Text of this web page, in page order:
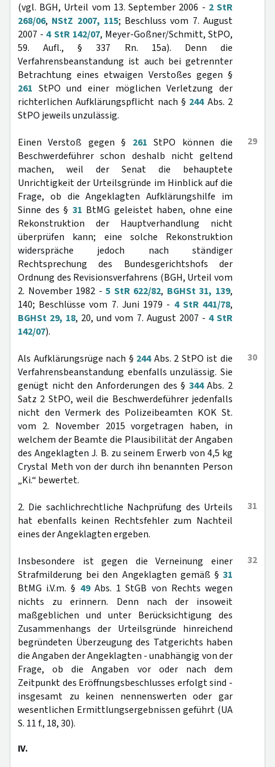
(vgl. BGH, Urteil vom 13. September 2006 - 2 StR
268/06, NStZ 2007, 115; Beschluss vom 7. August
2007 -4 StR 142/07, Meyer-Goßner/Schmitt, StPO,
59. Aufl., § 337 Rn. 15a). Denn die
Verfahrensbeanstandung ist auch bei getrennter
Betrachtung eines etwaigen Verstoßes gegen §
261 StPO und einer möglichen Verletzung der
richterlichen Aufklärungspflicht nach § 244Abs. 2
StPO jeweils unzulässig.
29
Einen Verstoß gegen § 261 StPO können die
Beschwerdeführer schon deshalb nicht geltend
machen, weil der Senat die behauptete
Unrichtigkeit der Urteilsgründe im Hinblick auf die
Frage, ob die Angeklagten Aufklärungshilfe im
Sinne des § 31 BtMG geleistet haben, ohne eine
Rekonstruktion der Hauptverhandlung nicht
überprüfen kann; eine solche Rekonstruktion
widerspräche jedoch nach ständiger
Rechtsprechung des Bundesgerichtshofs der
Ordnung des Revisionsverfahrens (BGH, Urteil vom
2. November 1982 -5 StR 622/82, BGHSt 31, 139,
140; Beschlüsse vom 7. Juni 1979 - 4 StR 441/78,
BGHSt 29, 18, 20, und vom 7. August 2007 - 4 StR
142/07).
30
Als Aufklärungsrüge nach § 244Abs. 2 StPO ist die
Verfahrensbeanstandung ebenfalls unzulässig. Sie
genügt nicht den Anforderungen des § 344Abs. 2
Satz 2 StPO, weil die Beschwerdeführer jedenfalls
nicht den Vermerk des Polizeibeamten KOK St.
vom 2. November 2015 vorgetragen haben, in
welchem der Beamte die Plausibilität der Angaben
des Angeklagten J. B. zu seinem Erwerb von 4,5 kg
Crystal Meth von der durch ihn benannten Person
„Ki.“ bewertet.
31
2. Die sachlichrechtliche Nachprüfung des Urteils
hat ebenfalls keinen Rechtsfehler zum Nachteil
eines der Angeklagten ergeben.
32
Insbesondere ist gegen die Verneinung einer
Strafmilderung bei den Angeklagten gemäß § 31
BtMG i.V.m. § 49Abs. 1 StGB von Rechts wegen
nichts zu erinnern. Denn nach der insoweit
maßgeblichen und unter Berücksichtigung des
Zusammenhangs der Urteilsgründe hinreichend
begründeten Überzeugung des Tatgerichts haben
die Angaben der Angeklagten - unabhängig von der
Frage, ob die Angaben vor oder nach dem
Zeitpunkt des Eröffnungsbeschlusses erfolgt sind -
insgesamt zu keinen nennenswerten oder gar
wesentlichen Ermittlungsergebnissen geführt (UA
S. 11 f., 18, 30).
IV.